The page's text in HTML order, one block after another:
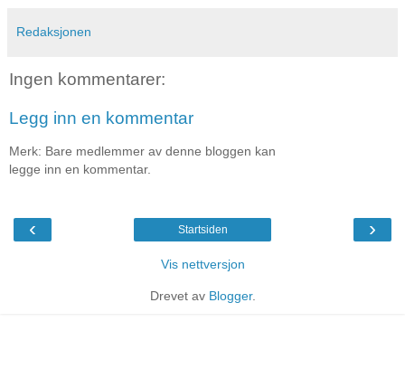
Redaksjonen
Ingen kommentarer:
Legg inn en kommentar
Merk: Bare medlemmer av denne bloggen kan
legge inn en kommentar.
‹ ›
Startsiden
Vis nettversjon
Drevet av Blogger.